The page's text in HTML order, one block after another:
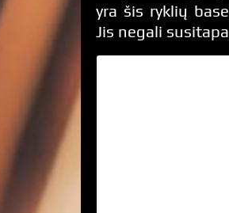
yra šis ryklių
Jis negali